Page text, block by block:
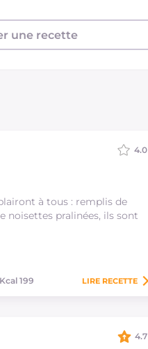
à tous : remplis de
noisettes pralinées, ils sont
4.0
Kcal 199 LIRE RECETTE
4.7